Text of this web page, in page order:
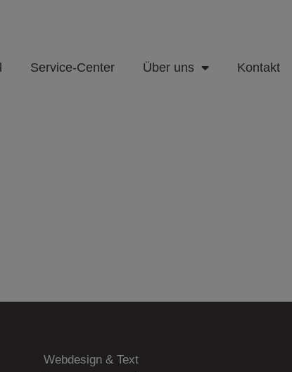
Service-Center Über uns Kontakt
Webdesign & Text